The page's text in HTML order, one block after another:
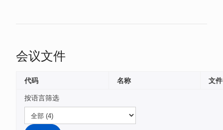
会议文件
按语言筛选
代码 名称 文件